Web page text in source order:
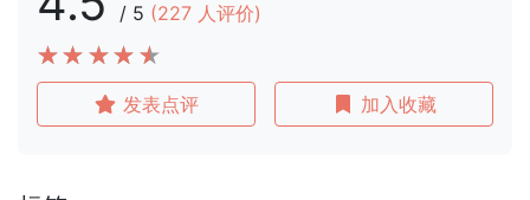
/ 5 (227 人评价)
发表点评 加入收藏